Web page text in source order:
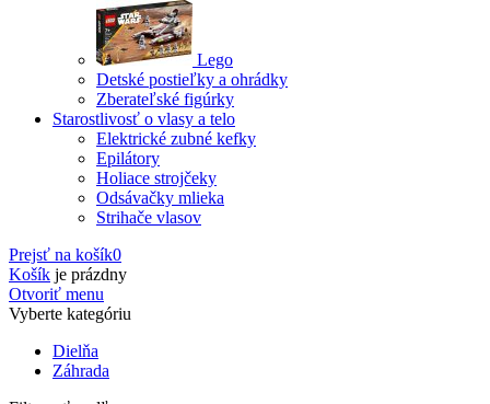
Lego
Detské postieľky a ohrádky
Zberateľské figúrky
Starostlivosť o vlasy a telo
Elektrické zubné kefky
Epilátory
Holiace strojčeky
Odsávačky mlieka
Strihače vlasov
Prejsť na košík0
Košík je prázdny
Otvoriť menu
Vyberte kategóriu
Dielňa
Záhrada